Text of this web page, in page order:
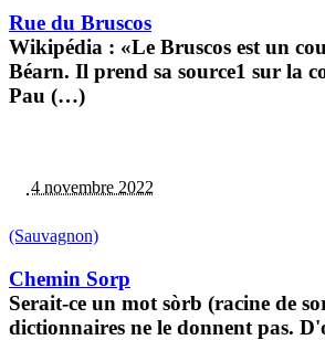
Rue du Bruscos
Wikipédia : «Le Bruscos est un
Béarn. Il prend sa source1 sur la
Pau (…)
4 novembre 2022
(Sauvagnon)
Chemin Sorp
Serait-ce un mot sòrb (racine de
dictionnaires ne le donnent pas.